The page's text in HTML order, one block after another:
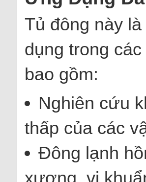
Tủ đông này
dụng trong
bao gồm:
Nghiên cứu
thấp của các
Đông lạnh
xương, vi